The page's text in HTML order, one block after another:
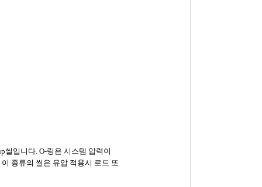
씰입니다 . O-링은 시스템 압력이
이 종류의 씰은 유압 적용시 로드 또